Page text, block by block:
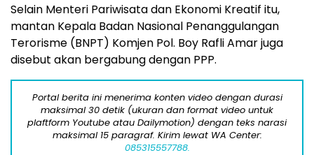
Selain Menteri Pariwisata dan Ekonomi Kreatif itu,
mantan Kepala Badan Nasional Penanggulangan
Terorisme (BNPT) Komjen Pol. Boy Rafli Amar juga
disebut akan bergabung dengan PPP.
Portal berita ini menerima konten video dengan durasi
maksimal 30 detik (ukuran dan format video untuk
plaftform Youtube atau Dailymotion) dengan teks narasi
maksimal 15 paragraf. Kirim lewat WA Center:
085315557788.